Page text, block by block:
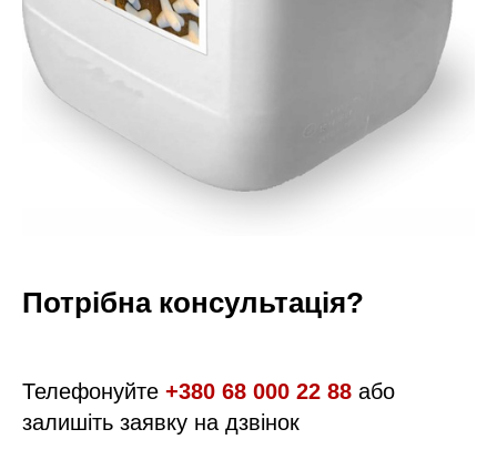
Потрібна консультація?
Телефонуйте +380 68 000 22 88 або
залишіть заявку на дзвінок